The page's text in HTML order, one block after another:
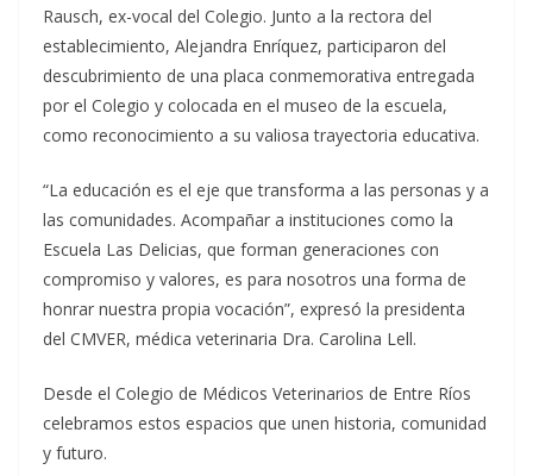
Rausch, ex-vocal del Colegio. Junto a la rectora del
establecimiento, Alejandra Enríquez, participaron del
descubrimiento de una placa conmemorativa entregada
por el Colegio y colocada en el museo de la escuela,
como reconocimiento a su valiosa trayectoria educativa.
“La educación es el eje que transforma a las personas y a
las comunidades. Acompañar a instituciones como la
Escuela Las Delicias, que forman generaciones con
compromiso y valores, es para nosotros una forma de
honrar nuestra propia vocación”, expresó la presidenta
del CMVER, médica veterinaria Dra. Carolina Lell.
Desde el Colegio de Médicos Veterinarios de Entre Ríos
celebramos estos espacios que unen historia, comunidad
y futuro.